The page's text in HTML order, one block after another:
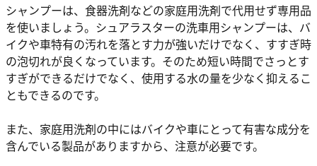
シャンプーは、食器洗剤などの家庭用洗剤で代用せず専用品
を使いましょう。シュアラスターの洗車用シャンプーは、バ
イクや車特有の汚れを落とす力が強いだけでなく、すすぎ時
の泡切れが良くなっています。そのため短い時間でさっとす
すぎができるだけでなく、使用する水の量を少なく抑えるこ
ともできるのです。
また、家庭用洗剤の中にはバイクや車にとって有害な成分を
含んでいる製品がありますから、注意が必要です。